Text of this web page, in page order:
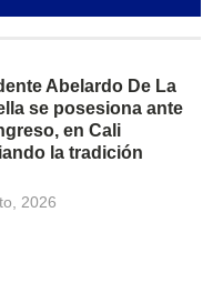
Abelardo De La
se posesiona ante
en Cali
la tradición
2026